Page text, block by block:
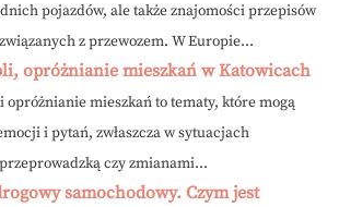
pojazdów, ale także znajomości przepisów
z przewozem. W Europie...
opróżnianie mieszkań w Katowicach
opróżnianie mieszkań to tematy, które mogą
i pytań, zwłaszcza w sytuacjach
czy zmianami...
samochodowy. Czym jest